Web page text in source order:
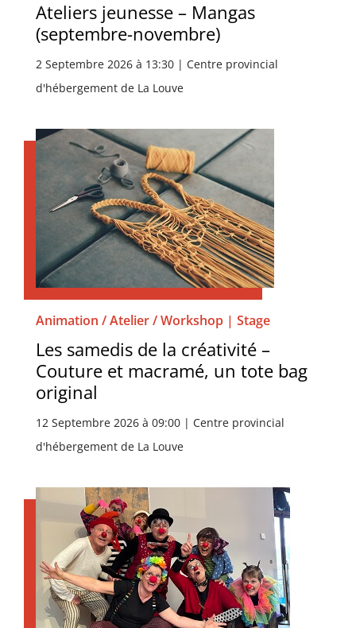
Ateliers jeunesse – Mangas
(septembre-novembre)
2 Septembre 2026 à 13:30 | Centre provincial
d'hébergement de La Louve
Animation / Atelier / Workshop | Stage
Les samedis de la créativité –
Couture et macramé, un tote bag
original
12 Septembre 2026 à 09:00 | Centre provincial
d'hébergement de La Louve